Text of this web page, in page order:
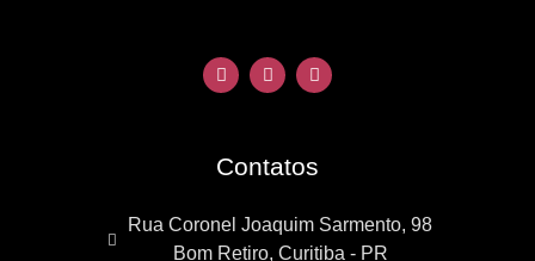
Contatos
Rua Coronel Joaquim Sarmento, 98
Bom Retiro, Curitiba - PR